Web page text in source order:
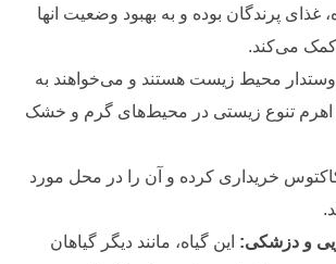
غذای پرندگان بوده و به بهبود وضعیت انها
می‌کند.
محیط زیست هستند و می‌خواهند به
تنوع زیستی در محیط‌های گرم و خشک
کاکتوس خریداری کرده و آن را در محل مورد
و دزشکی: این گیاه، مانند دیگر گیاهان